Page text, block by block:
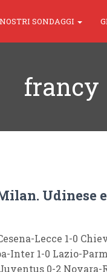
SONDAGGI
francy
Udinese
Lecce 1-0
Inter 1-0 Lazio-
0-2 Novara-